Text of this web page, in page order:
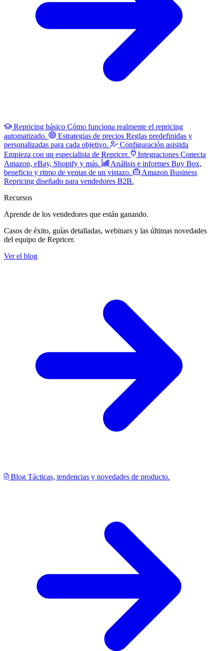
Repricing básico Cómo funciona realmente el repricing
automatizado.
Estrategias de precios Reglas predefinidas y
personalizadas para cada objetivo.
Configuración asistida
Empieza con un especialista de Repricer.
Integraciones Conecta
Amazon, eBay, Shopify y más.
Análisis e informes Buy Box,
beneficio y ritmo de ventas de un vistazo.
Amazon Business
Repricing diseñado para vendedores B2B.
Recursos
Aprende de los vendedores que están ganando.
Casos de éxito, guías detalladas, webinars y las últimas novedades
del equipo de Repricer.
Ver el blog
Blog Tácticas, tendencias y novedades de producto.